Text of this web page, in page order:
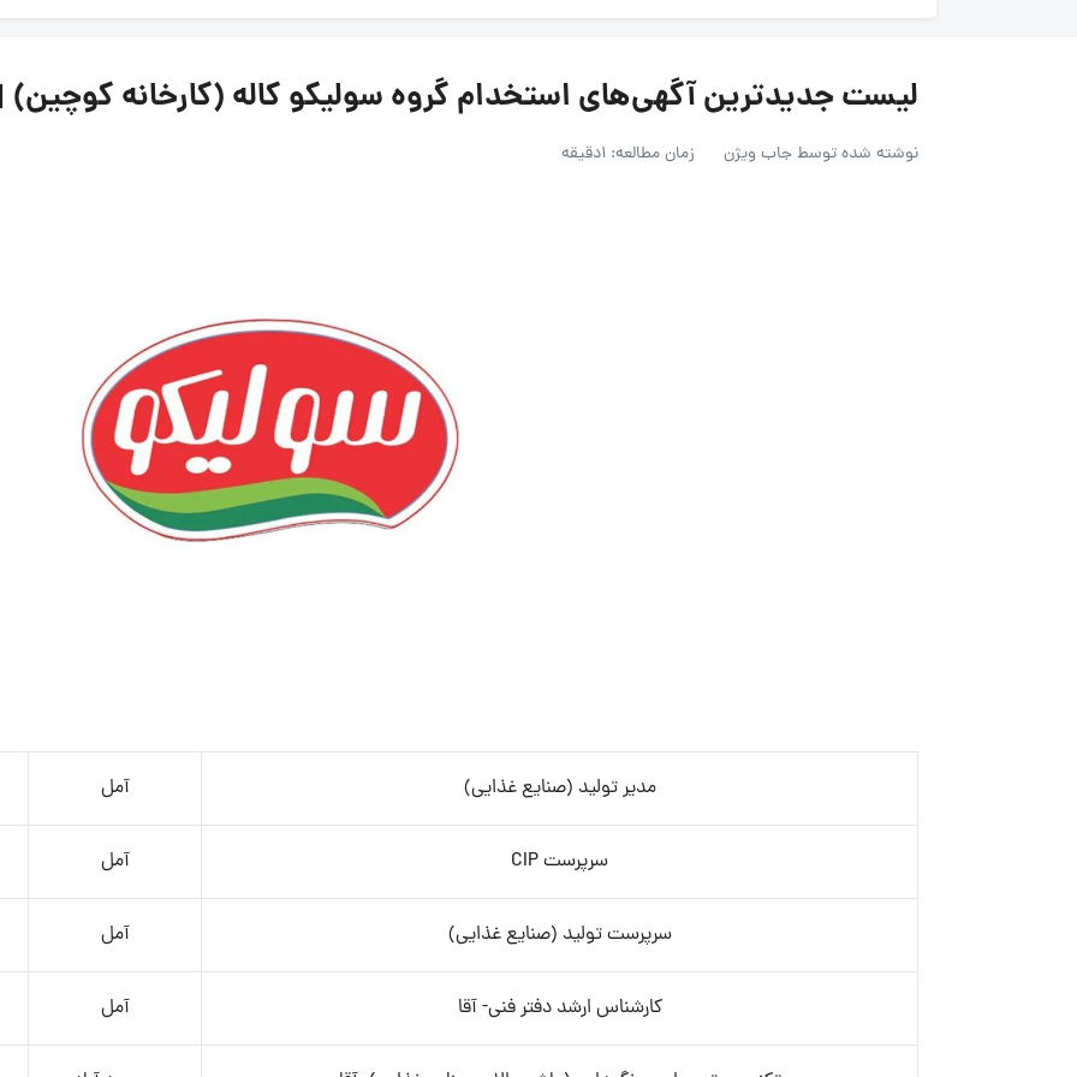
لیست جدیدترین آگهی‌های استخدام گروه سولیکو کاله (کارخانه کوچین) | ۱۳ خرداد
نوشته شده توسطجاب ویژن زمان مطالعه: 1دقیقه
مدیر تولید (صنایع غذایی) آمل
سرپرست CIP آمل
سرپرست تولید (صنایع غذایی) آمل
کارشناس ارشد دفتر فنی- آقا آمل